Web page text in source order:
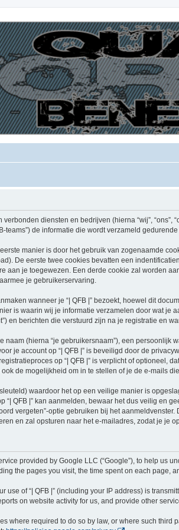
diensten en bedrijven (hierna “wij”, “ons”,
teams”) de informatie die wordt verzameld
manier is door het gebruik van zogenaamde
De eerste twee cookies bevatten een
aan je toegewezen. Een derde cookie zal worden
je gebruikerservaring.
wanneer je “| QFB |” bezoekt, hoewel dit
is waarin wij je informatie verzamelen door wat
en berichten die verstuurd zijn na je registratie en
(hierna “je gebruikersnaam”), een
je account op “| QFB |” is beveiligd door de
op “| QFB |” is verplicht of optioneel,
de mogelijkheid om in te stellen of je de e-mails
waardoor het op een veilige manier is
QFB |” kan aanmelden, bewaar het dus veilig en
vergeten”-optie gebruiken bij het
en zal opsturen naar het e-mailadres, zodat je je
provided by Google LLC (“Google”), to help
the pages you visit, the time spent on each page,
use of “| QFB |” (including your IP address) is
on website activity for us, and provide other
where required to do so by law, or where such